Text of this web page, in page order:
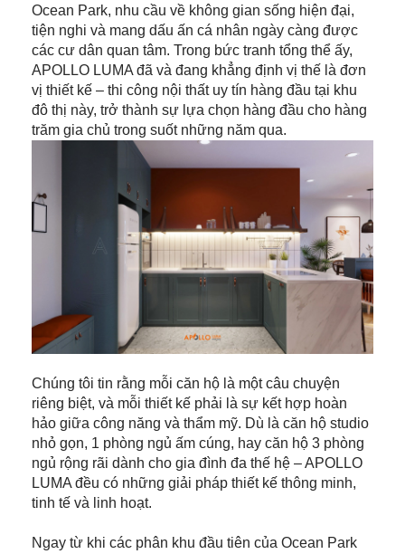
Ocean Park, nhu cầu về không gian sống hiện đại,
tiện nghi và mang dấu ấn cá nhân ngày càng được
các cư dân quan tâm. Trong bức tranh tổng thể ấy,
APOLLO LUMA đã và đang khẳng định vị thế là đơn
vị thiết kế – thi công nội thất uy tín hàng đầu tại khu
đô thị này, trở thành sự lựa chọn hàng đầu cho hàng
trăm gia chủ trong suốt những năm qua.
Chúng tôi tin rằng mỗi căn hộ là một câu chuyện
riêng biệt, và mỗi thiết kế phải là sự kết hợp hoàn
hảo giữa công năng và thẩm mỹ. Dù là căn hộ studio
nhỏ gọn, 1 phòng ngủ ấm cúng, hay căn hộ 3 phòng
ngủ rộng rãi dành cho gia đình đa thế hệ – APOLLO
LUMA đều có những giải pháp thiết kế thông minh,
tinh tế và linh hoạt.
Ngay từ khi các phân khu đầu tiên của Ocean Park